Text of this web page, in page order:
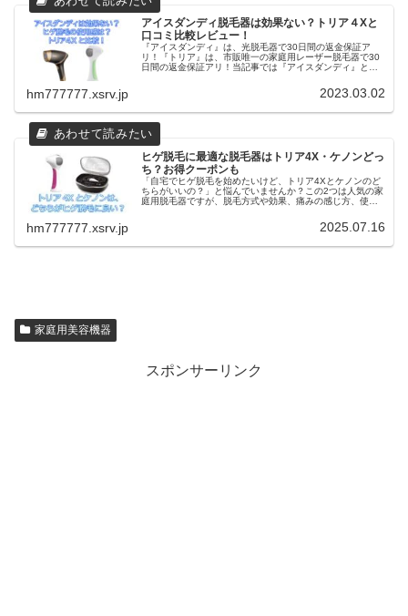
アイスダンディ脱毛器は効果ない？トリア４Xと
口コミ比較レビュー！
『アイスダンディ』は、光脱毛器で30日間の返金保証ア
リ！『トリア』は、市販唯一の家庭用レーザー脱毛器で30
日間の返金保証アリ！当記事では『アイスダンディ』と
ト含め口コミと評判についてまとめています。
hm777777.xsrv.jp 2023.03.02
ヒゲ脱毛に最適な脱毛器はトリア4X・ケノンどっ
ち？お得クーポンも
「自宅でヒゲ脱毛を始めたいけど、トリア4Xとケノンのど
ちらがいいの？」と悩んでいませんか？この2つは人気の家
庭用脱毛器ですが、脱毛方式や効果、痛みの感じ方、使い
hm777777.xsrv.jp 2025.07.16
家庭用美容機器
スポンサーリンク